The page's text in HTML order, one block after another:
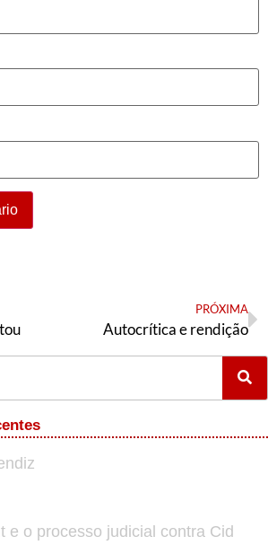
PRÓXIMA
Autocrítica e rendição
e o processo judicial contra Cid